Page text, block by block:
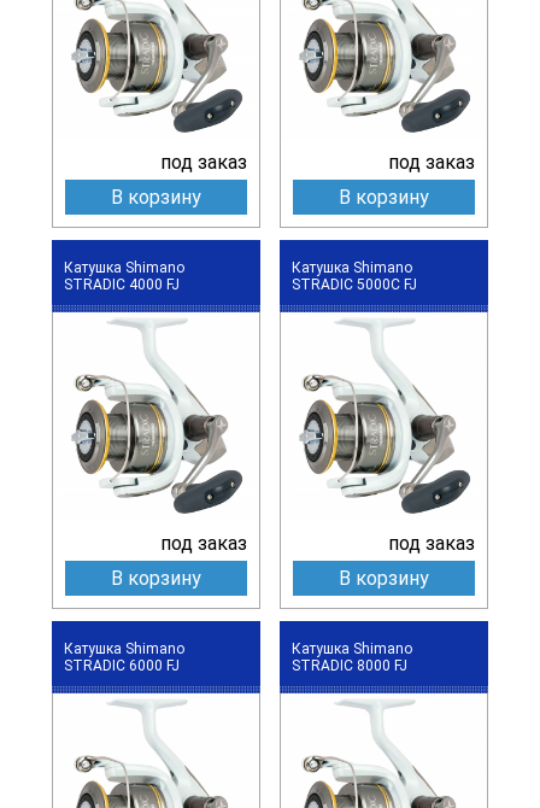
под заказ
В корзину
под заказ
В корзину
Катушка Shimano
STRADIC 4000 FJ
под заказ
В корзину
Катушка Shimano
STRADIC 5000C FJ
под заказ
В корзину
Катушка Shimano
STRADIC 6000 FJ
Катушка Shimano
STRADIC 8000 FJ